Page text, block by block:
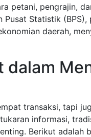
petani, pengrajin,
Statistik (BPS),
daerah,
dalam
transaksi, tapi
informasi,
Berikut adalah